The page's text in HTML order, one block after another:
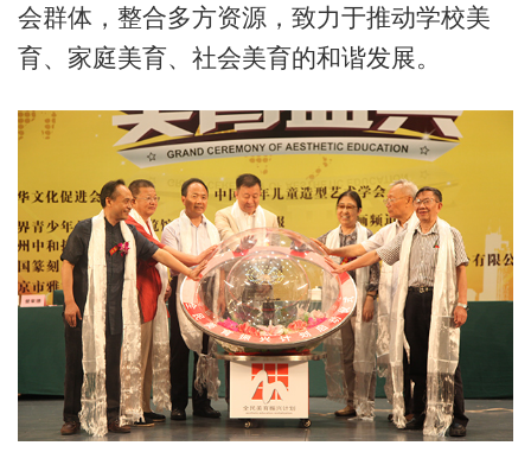
会群体，整合多方资源，致力于推动学校美
育、家庭美育、社会美育的和谐发展。